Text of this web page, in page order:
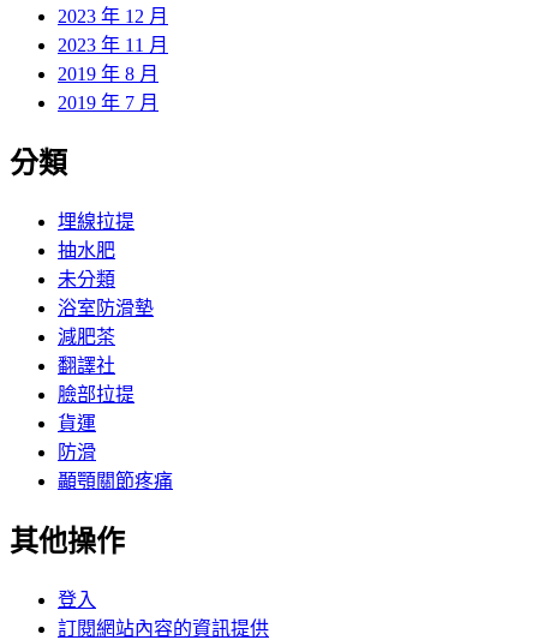
2023 年 12 月
2023 年 11 月
2019 年 8 月
2019 年 7 月
分類
埋線拉提
抽水肥
未分類
浴室防滑墊
減肥茶
翻譯社
臉部拉提
貨運
防滑
顳顎關節疼痛
其他操作
登入
訂閱網站內容的資訊提供